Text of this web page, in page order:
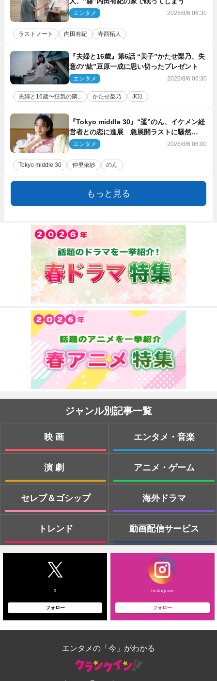
エンタメ 2026/8/6 06:30
ラストノート 内田有紀 寺西拓人
『夫婦と16歳』第6話 “美子”かたせ梨乃、失
意の“紘”豆原一成に思い切ったプレゼント
エンタメ 2026/8/6 06:30
夫婦と16歳〜狂気の隣... かたせ梨乃 JO1
『Tokyo middle 30』“遥”のん、イケメン経
営者との恋に進展 急展開ラストに騒然
「え…いきなり」「嫌な予感」
エンタメ 2026/8/6 06:00
Tokyo middle 30 仲里依紗 のん
もっと見る
ジャンル別記事一覧
映画
演劇
セレブ＆ゴシップ
トレンド
エンタメ・音楽
アニメ・ゲーム
海外ドラマ
動画配信サービス
X
フォロー
Instagram
フォロー
エンタメの「今」がわかる